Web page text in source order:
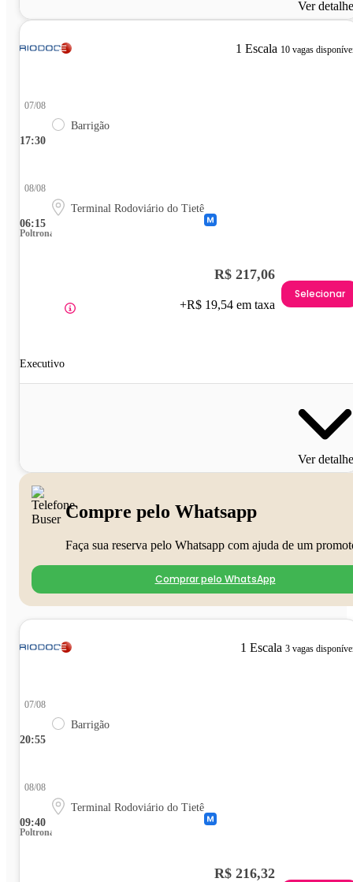
Ver
1 Escala 10 vagas
17:30
07/08
Barrigão
06:15
08/08
Terminal Rodoviário do Tietê
Poltrona
Executivo
R$ 217,06
+R$ 19,54 em taxa
Selecionar
Ver
Compre pelo Whatsapp
Faça sua reserva pelo Whatsapp com ajuda de um
Comprar pelo WhatsApp
1 Escala 3 vagas
20:55
07/08
Barrigão
09:40
08/08
Terminal Rodoviário do Tietê
Poltrona
R$ 216,32